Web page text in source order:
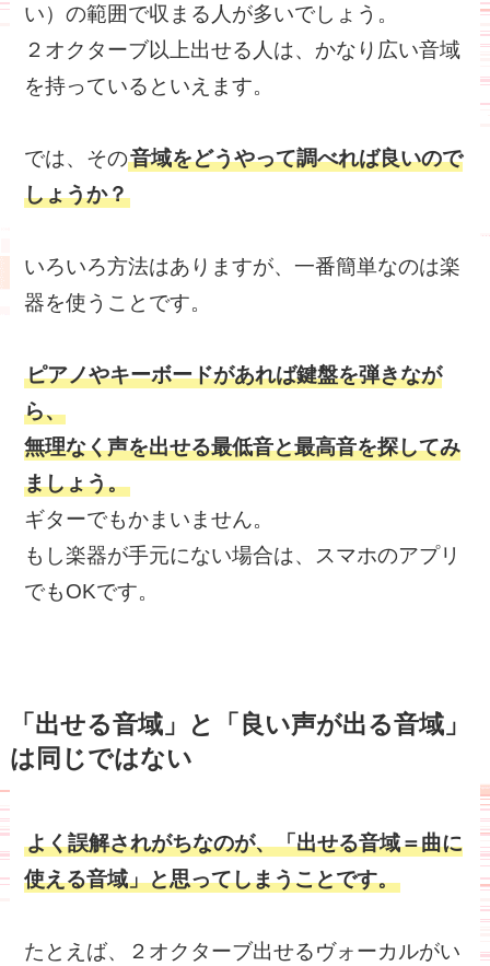
い）の範囲で収まる人が多いでしょう。
２オクターブ以上出せる人は、かなり広い音域
を持っているといえます。
では、その音域をどうやって調べれば良いので
しょうか？
いろいろ方法はありますが、一番簡単なのは楽
器を使うことです。
ピアノやキーボードがあれば鍵盤を弾きなが
ら、
無理なく声を出せる最低音と最高音を探してみ
ましょう。
ギターでもかまいません。
もし楽器が手元にない場合は、スマホのアプリ
でもOKです。
「出せる音域」と「良い声が出る音域」
は同じではない
よく誤解されがちなのが、「出せる音域＝曲に
使える音域」と思ってしまうことです。
たとえば、２オクターブ出せるヴォーカルがい